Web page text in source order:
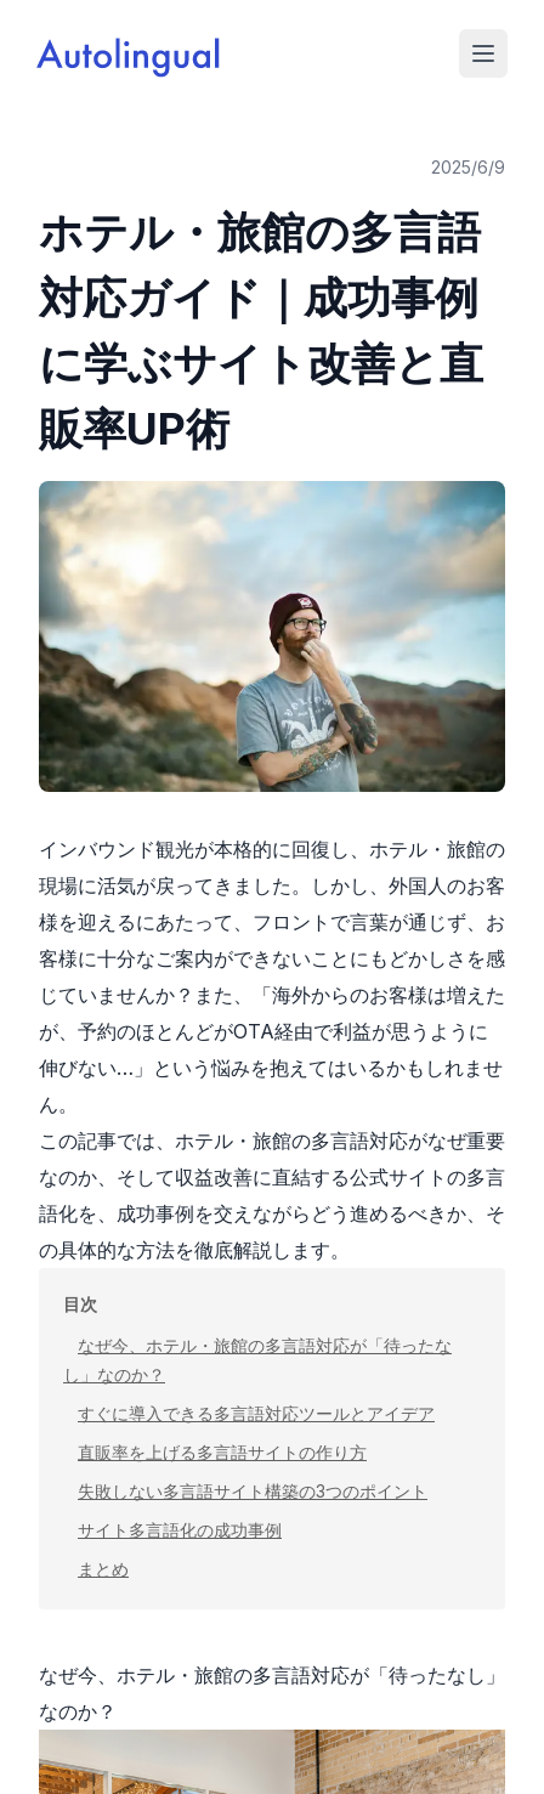
2025/6/9
ホテル・旅館の多言語
対応ガイド｜成功事例
に学ぶサイト改善と直
販率UP術
インバウンド観光が本格的に回復し、ホテル・旅館の
現場に活気が戻ってきました。しかし、外国人のお客
様を迎えるにあたって、フロントで言葉が通じず、お
客様に十分なご案内ができないことにもどかしさを感
じていませんか？また、「海外からのお客様は増えた
が、予約のほとんどがOTA経由で利益が思うように
伸びない…」という悩みを抱えてはいるかもしれませ
ん。
この記事では、ホテル・旅館の多言語対応がなぜ重要
なのか、そして収益改善に直結する公式サイトの多言
語化を、成功事例を交えながらどう進めるべきか、そ
の具体的な方法を徹底解説します。
目次
なぜ今、ホテル・旅館の多言語対応が「待ったな
し」なのか？
すぐに導入できる多言語対応ツールとアイデア
直販率を上げる多言語サイトの作り方
失敗しない多言語サイト構築の3つのポイント
サイト多言語化の成功事例
まとめ
なぜ今、ホテル・旅館の多言語対応が「待ったなし」
なのか？